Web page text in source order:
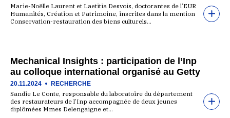
Marie-Noëlle Laurent et Laetitia Desvois, doctorantes de l’EUR
Humanités, Création et Patrimoine, inscrites dans la mention
Conservation-restauration des biens culturels…
Mechanical Insights : participation de l’Inp
au colloque international organisé au Getty
20.11.2024 RECHERCHE
Sandie Le Conte, responsable du laboratoire du département
des restaurateurs de l’Inp accompagnée de deux jeunes
diplômées Mmes Delengaigne et…